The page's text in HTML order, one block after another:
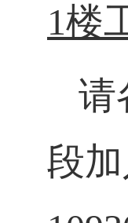
1楼
请
段